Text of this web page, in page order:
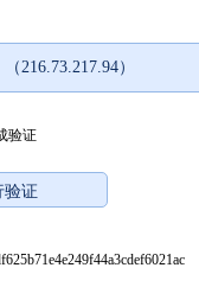
216.73.217.94）
验证